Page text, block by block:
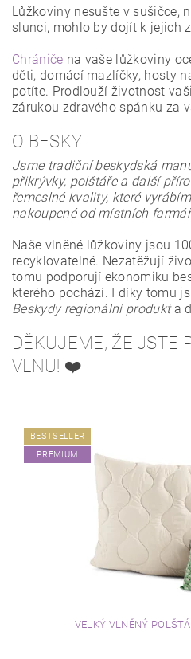
Lůžkoviny nesušte v sušičce,
slunci, mohlo by dojít k jejich
Chrániče na vaše lůžkoviny
děti, domácí mazlíčky, hosty
potíte. Prodlouží životnost
zárukou zdravého spánku za
O BESKY
Jsme tradiční beskydská
přikrývky, polštáře a další
řemeslné kvality, které
nakoupené od místních
Naše vlněné lůžkoviny jsou
recyklovatelné. Nezatěžují
tomu podporují ekonomiku
kterého pochází. I díky tomu
Beskydy regionální produkta
DĚKUJEME, ŽE JSTE
VLNU! ❤️
BESTSELLER
PREMIUM
VELKÝ VLNĚNÝ